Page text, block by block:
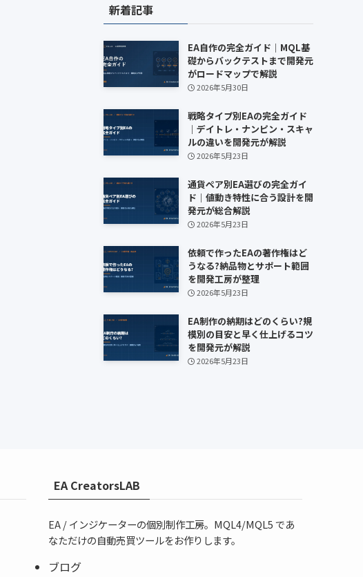
新着記事
EA自作の完全ガイド｜MQL基
礎からバックテストまで開発元
がロードマップで解説
2026年5月30日
戦略タイプ別EAの完全ガイド
｜デイトレ・ナンピン・スキャ
ルの違いを開発元が解説
2026年5月23日
通貨ペア別EA選びの完全ガイ
ド｜値動き特性に合う設計を開
発元が総合解説
2026年5月23日
依頼で作ったEAの著作権はど
うなる?納品物とサポート範囲
を開発工房が整理
2026年5月23日
EA制作の納期はどのくらい?規
模別の目安と早く仕上げるコツ
を開発元が解説
2026年5月23日
EA CreatorsLAB
EA / インジケーターの個別制作工房。MQL4/MQL5 であ
なただけの自動売買ツールをお作りします。
ブログ